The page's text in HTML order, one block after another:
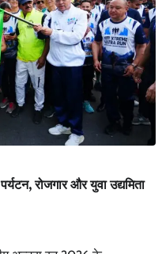
रोजगार और युवा उद्यमिता